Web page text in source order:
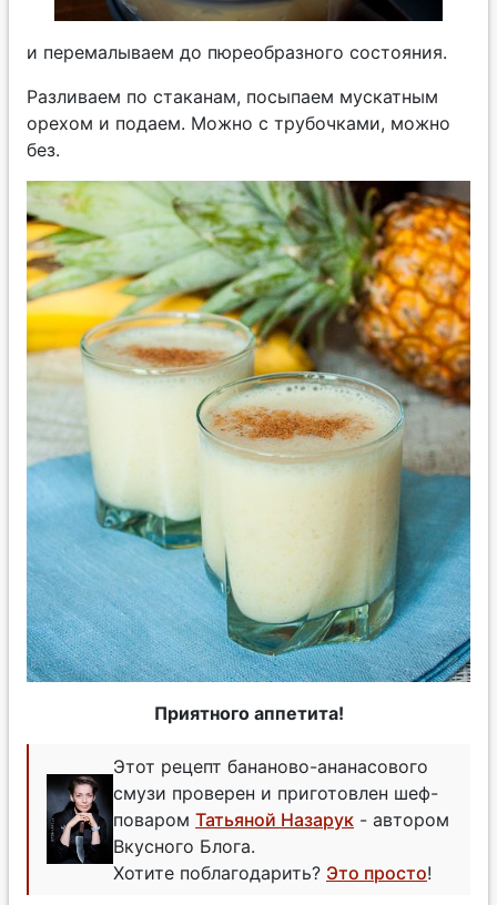
и перемалываем до пюреобразного состояния.
Разливаем по стаканам, посыпаем мускатным
орехом и подаем. Можно с трубочками, можно
без.
Приятного аппетита!
Этот рецепт бананово-ананасового
смузи проверен и приготовлен шеф-
поваром Татьяной Назарук - автором
Вкусного Блога.
Хотите поблагодарить? Это просто!